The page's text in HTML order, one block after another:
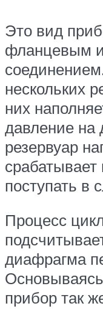
Это вид
фланцевым
нескольких
них
давление на
резервуар
срабатывает
поступать в
Процесс
диафрагма
прибор так